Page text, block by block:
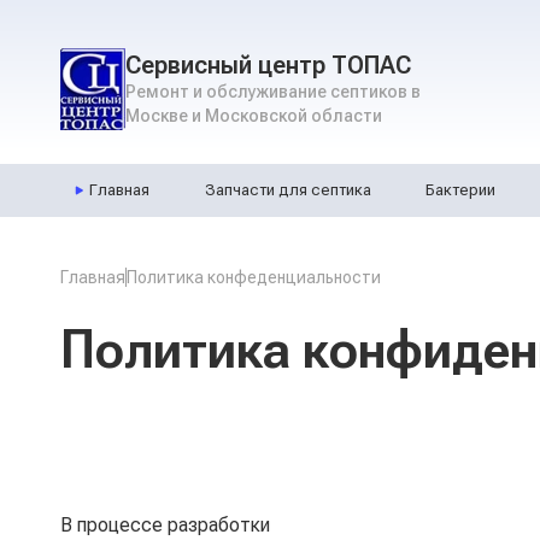
Сервисный центр ТОПАС
Ремонт и обслуживание септиков в
Москве и Московской области
Главная Запчасти для септика Бактерии
Запчасти для септика
Дренажные насосы (PEDROLLO, WILO)
Компрессоры HIBLOW
Главная Политика конфеденциальности
Политика
В процессе разработки